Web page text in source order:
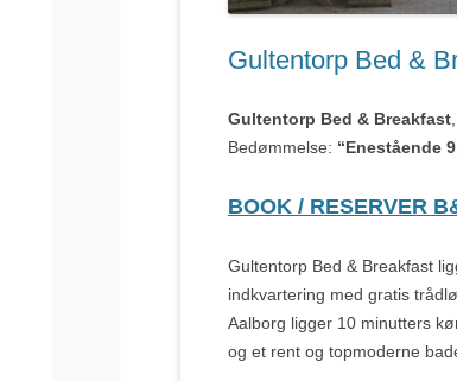
Gultentorp Bed &
Gultentorp Bed & Breakfast
Bedømmelse: “Enestående
BOOK / RESERVER
Gultentorp Bed & Breakfast
indkvartering med gratis
Aalborg ligger 10 minutters
og et rent og topmoderne